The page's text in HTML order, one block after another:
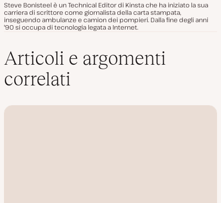
Steve Bonisteel è un Technical Editor di Kinsta che ha iniziato la sua
carriera di scrittore come giornalista della carta stampata,
inseguendo ambulanze e camion dei pompieri. Dalla fine degli anni
'90 si occupa di tecnologia legata a Internet.
Articoli e argomenti
correlati